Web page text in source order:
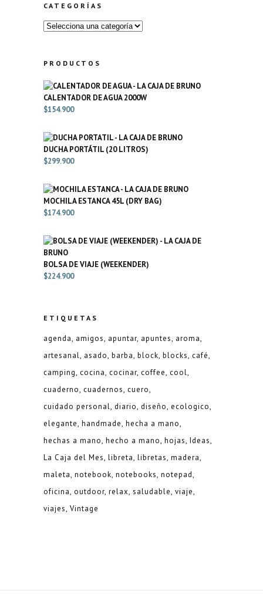
CATEGORÍAS
PRODUCTOS
CALENTADOR DE AGUA 2000W
$154.900
DUCHA PORTÁTIL (20 LITROS)
$299.900
MOCHILA ESTANCA 45L (DRY BAG)
$174.900
BOLSA DE VIAJE (WEEKENDER)
$224.900
ETIQUETAS
agenda amigos apuntar apuntes aroma
artesanal asado barba block blocks café
camping cocina cocinar coffee cool
cuaderno cuadernos cuero
cuidado personal diario diseño ecologico
elegante handmade hecha a mano
hechas a mano hecho a mano hojas Ideas
La Caja del Mes libreta libretas madera
maleta notebook notebooks notepad
oficina outdoor relax saludable viaje
viajes Vintage